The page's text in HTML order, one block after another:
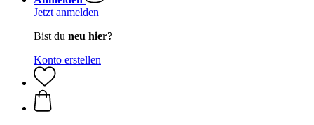
Jetzt anmelden
Bist du neu hier?
Konto erstellen